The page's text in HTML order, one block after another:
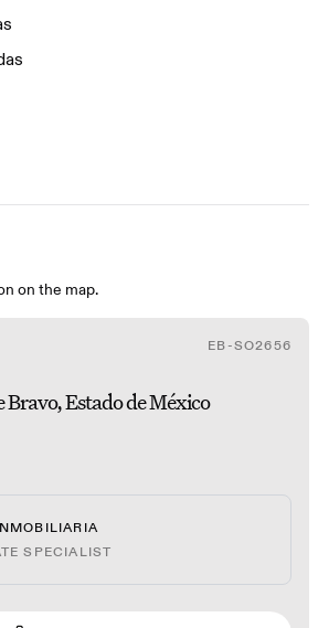
on the map.
EB-SO2656
Estado de México
SPECIALIST